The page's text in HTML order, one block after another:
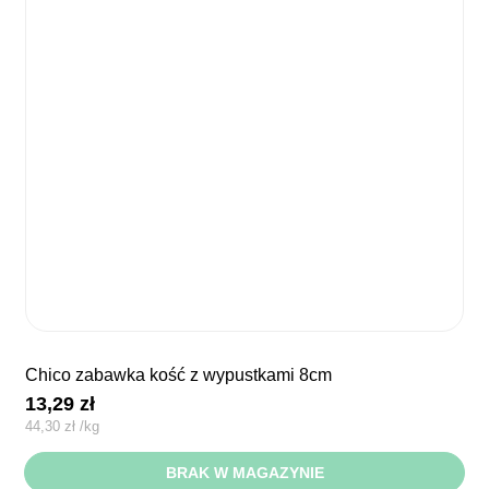
chico zabawka kość z wypustkami 8cm
13,29zł
44,30zł /kg
BRAK W MAGAZYNIE